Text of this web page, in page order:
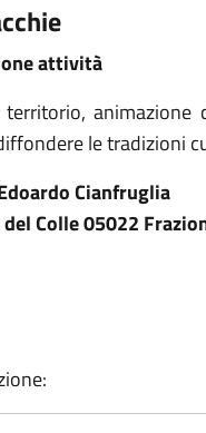
attività
le tradizioni
Cianfruglia
Colle 05022